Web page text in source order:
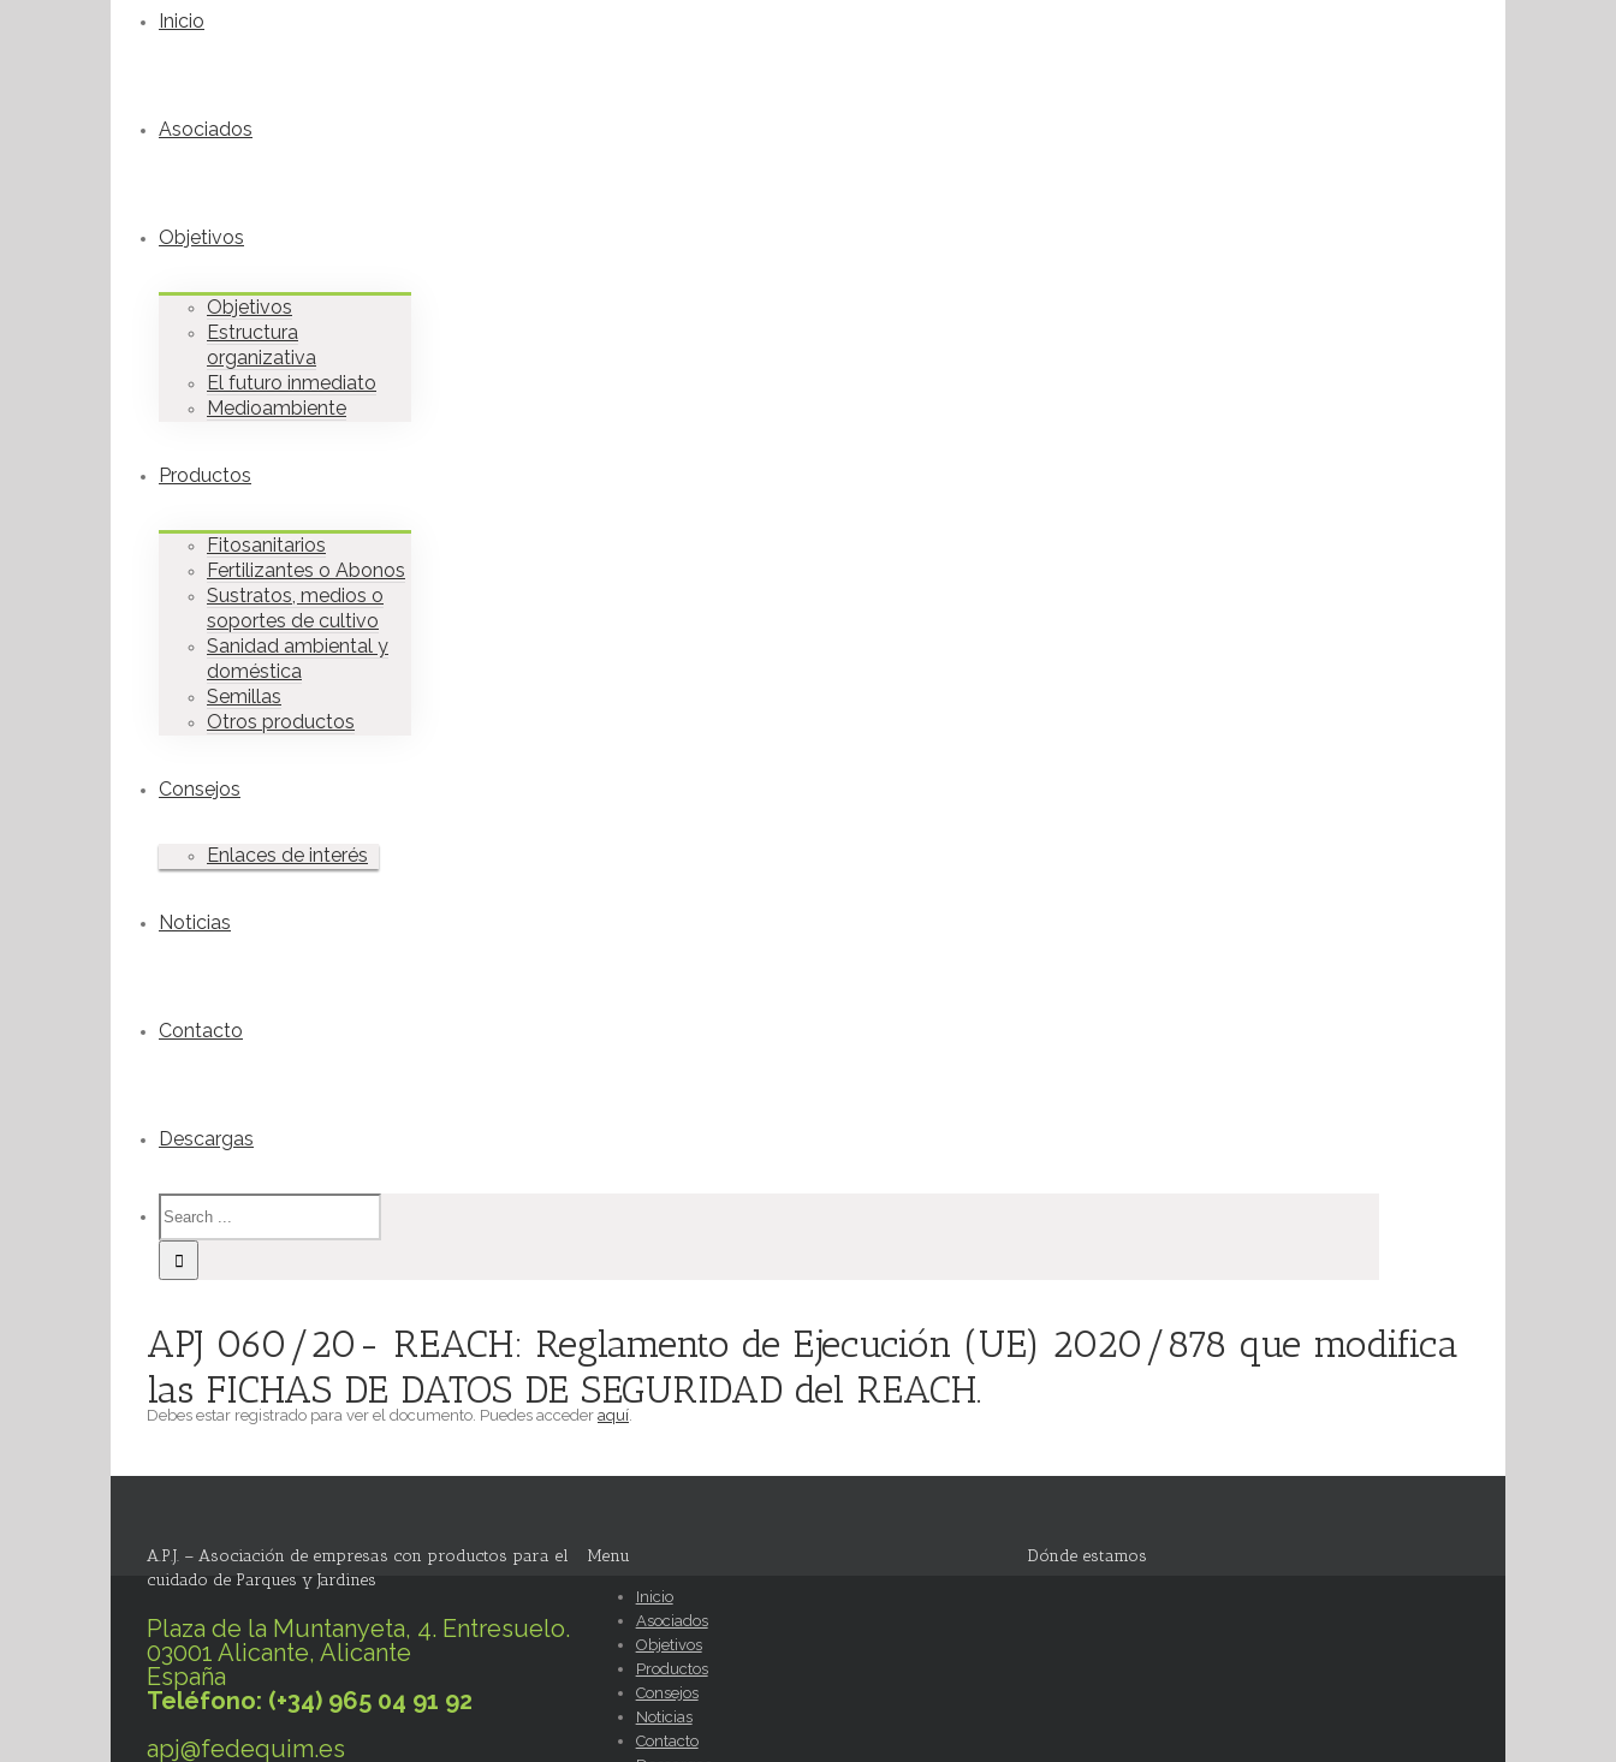
Inicio
Asociados
Objetivos
Objetivos
Estructura
organizativa
El futuro inmediato
Medioambiente
Productos
Fitosanitarios
Fertilizantes o Abonos
Sustratos, medios o
soportes de cultivo
Sanidad ambiental y
doméstica
Semillas
Otros productos
Consejos
Enlaces de interés
Noticias
Contacto
Descargas
APJ 060/20- REACH: Reglamento de Ejecución (UE) 2020/878 que modifica
las FICHAS DE DATOS DE SEGURIDAD del REACH.
Debes estar registrado para ver el documento. Puedes acceder aquí.
A.P.J. – Asociación de empresas con productos para el
cuidado de Parques y Jardines
Plaza de la Muntanyeta, 4. Entresuelo.
03001 Alicante, Alicante
España
Teléfono: (+34) 965 04 91 92
apj@fedequim.es
Menu
Inicio
Asociados
Objetivos
Productos
Consejos
Noticias
Contacto
Dónde estamos